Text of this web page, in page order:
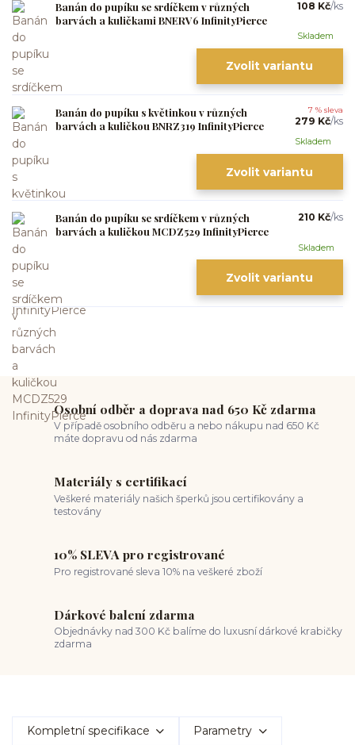
Banán do pupíku se srdíčkem v různých
barvách a kuličkami BNERV6 InfinityPierce
108 Kč/ks
Skladem
Zvolit variantu
Banán do pupíku s květinkou v různých
barvách a kuličkou BNRZ319 InfinityPierce
7 % sleva
279 Kč/ks
Skladem
Zvolit variantu
Banán do pupíku se srdíčkem v různých
barvách a kuličkou MCDZ529 InfinityPierce
210 Kč/ks
Skladem
Zvolit variantu
Osobní odběr a doprava nad 650 Kč zdarma
V případě osobního odběru a nebo nákupu nad 650 Kč
máte dopravu od nás zdarma
Materiály s certifikací
Veškeré materiály našich šperků jsou certifikovány a
testovány
10% SLEVA pro registrované
Pro registrované sleva 10% na veškeré zboží
Dárkové balení zdarma
Objednávky nad 300 Kč balíme do luxusní dárkové krabičky
zdarma
Kompletní specifikace Parametry